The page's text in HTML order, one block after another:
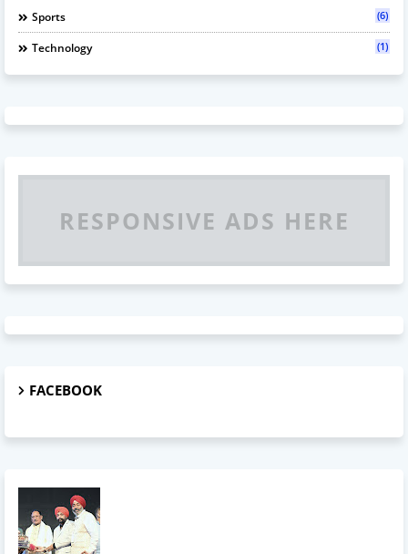
Sports (6)
Technology (1)
RESPONSIVE ADS HERE
FACEBOOK